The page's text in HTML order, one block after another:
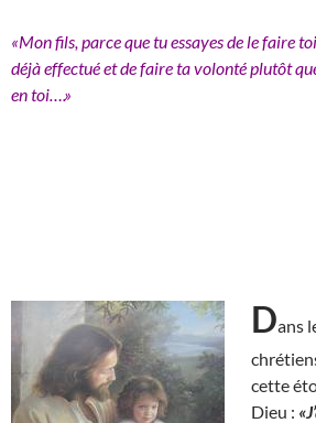
«Mon fils, parce que tu essayes de le faire
déjà effectué et de faire ta volonté plutôt
en toi….»
Dans
cette
Dieu :